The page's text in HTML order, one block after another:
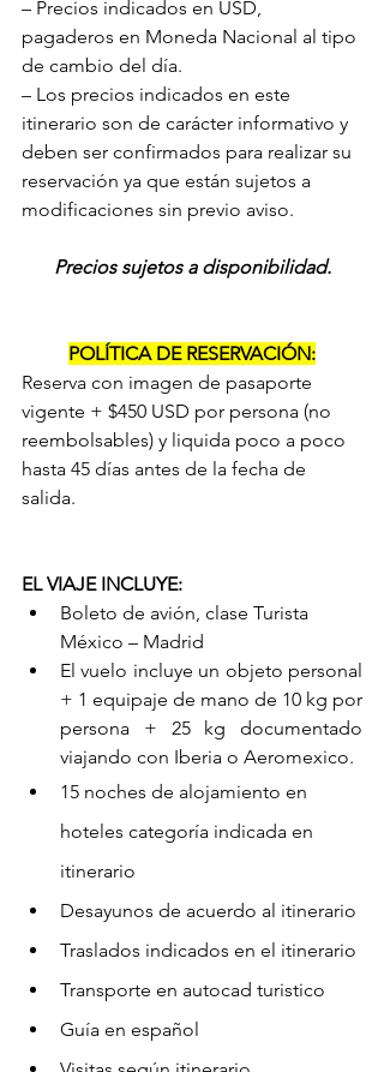
– Precios indicados en USD,
pagaderos en Moneda Nacional al tipo
de cambio del día.
– Los precios indicados en este
itinerario son de carácter informativo y
deben ser confirmados para realizar su
reservación ya que están sujetos a
modificaciones sin previo aviso.
Precios sujetos a disponibilidad.
POLÍTICA DE RESERVACIÓN:
Reserva con imagen de pasaporte
vigente + $450 USD por persona (no
reembolsables) y liquida poco a poco
hasta 45 días antes de la fecha de
salida.
EL VIAJE INCLUYE:
Boleto de avión, clase Turista
México – Madrid
El vuelo incluye un objeto personal
+ 1 equipaje de mano de 10 kg por
persona + 25 kg documentado
viajando con Iberia o Aeromexico.
15 noches de alojamiento en
hoteles categoría indicada en
itinerario
Desayunos de acuerdo al itinerario
Traslados indicados en el itinerario
Transporte en autocad turistico
Guía en español